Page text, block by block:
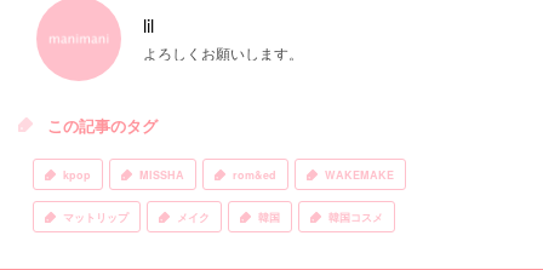
lil
よろしくお願いします。
この記事のタグ
kpop MISSHA rom&ed WAKEMAKE
マットリップ メイク 韓国 韓国コスメ